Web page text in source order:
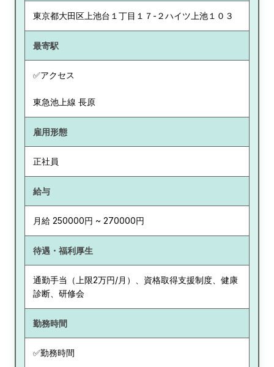
東京都大田区上池台１丁目１７-２ハイツ上池１０３
最寄駅
✅アクセス
東急池上線 長原
雇用形態
正社員
給与
月給 250000円 ~ 270000円
待遇・福利厚生
通勤手当（上限2万円/月）、資格取得支援制度、健康
診断、研修会
勤務時間
✅勤務時間